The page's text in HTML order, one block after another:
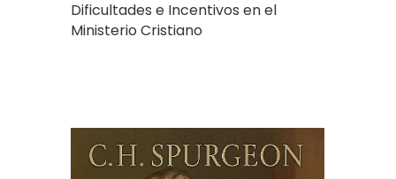
Dificultades e Incentivos en el
Ministerio Cristiano